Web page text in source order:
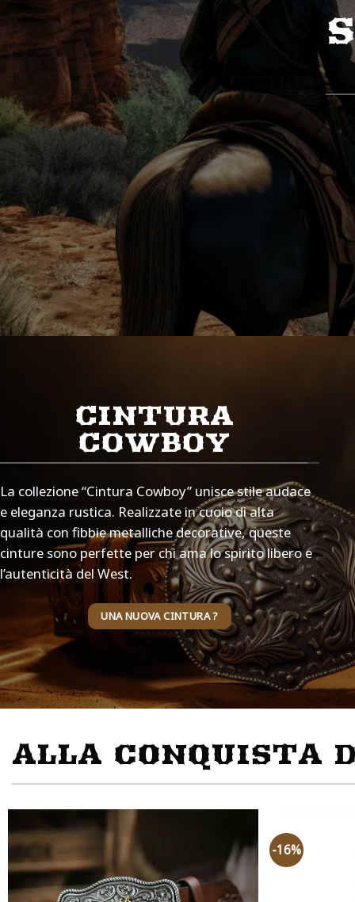
E
PER FESTE A
WESTERN
GIOCARE A FARE IL COWBOY
DIVENTARE UN VERO COWBOY
CINTURA
COWBOY
La collezione “Cintura Cowboy” unisce stile audace
e eleganza rustica. Realizzate in cuoio di alta
qualità con fibbie metalliche decorative, queste
cinture sono perfette per chi ama lo spirito libero e
l’autenticità del West.
UNA NUOVA CINTURA ?
ALLA CONQUISTA
-16%